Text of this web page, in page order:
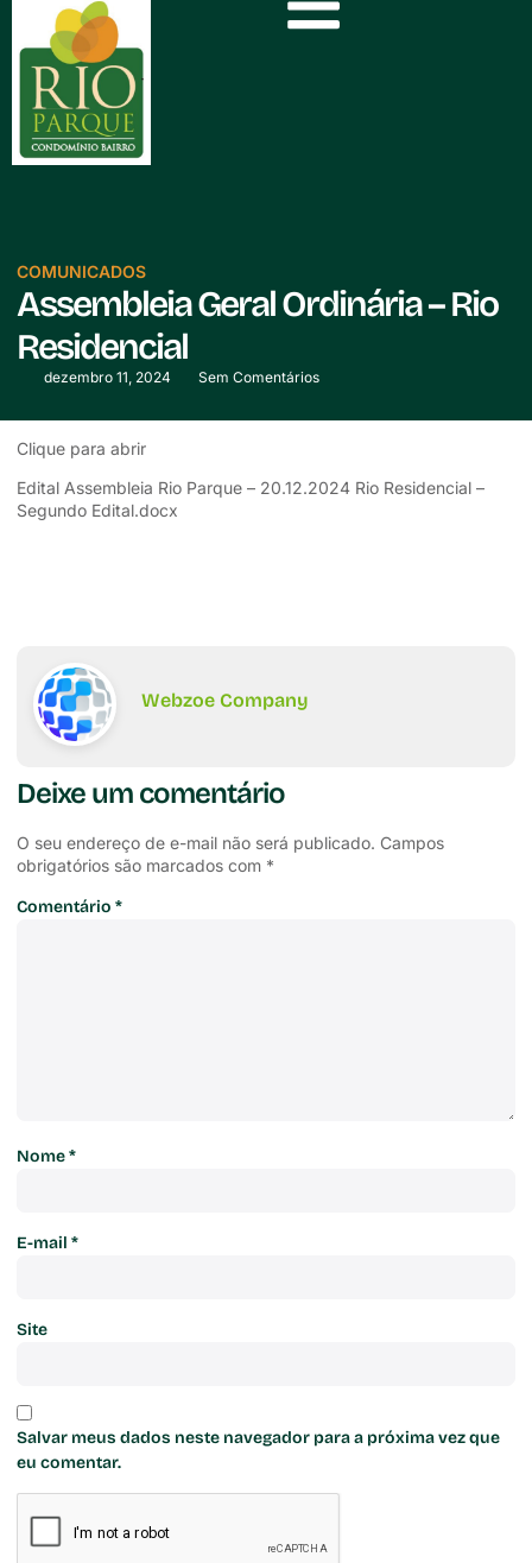
COMUNICADOS
Assembleia Geral Ordinária – Rio
Residencial
dezembro 11, 2024 Sem Comentários
Clique para abrir
Edital Assembleia Rio Parque – 20.12.2024 Rio Residencial –
Segundo Edital.docx
Webzoe Company
Deixe um comentário
O seu endereço de e-mail não será publicado. Campos
obrigatórios são marcados com *
Comentário *
Nome*
E-mail *
Site
Salvar meus dados neste navegador para a próxima vez que
eu comentar.